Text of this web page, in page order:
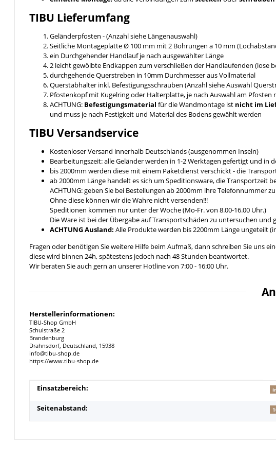
TIBU Lieferumfang
Geländerpfosten - (Anzahl siehe Längenauswahl)
Seitliche Montageplatte Ø 100 mm mit 2 Bohrungen a 10 mm
ein Durchgehender Handlauf je nach ausgewählter Länge
2 leicht gewölbte Endkappen zum verschließen der Handlaufenden (lose
durchgehende Querstreben in 10mm Durchmesser aus Vollmaterial
Querstabhalter inkl. Befestigungsschrauben (Anzahl siehe Auswahl
Pfostenkopf mit Kugelring oder Halterplatte, je nach Auswahl am Pfosten
ACHTUNG: Befestigungsmaterial für die Wandmontage ist nicht im
und muss je nach Festigkeit und Material des Bodens gewählt werden
TIBU Versandservice
Kostenloser Versand innerhalb Deutschlands (ausgenommen Inseln)
Bearbeitungszeit: alle Geländer werden in 1-2 Werktagen gefertigt und in
bis 2000mm werden diese mit einem Paketdienst verschickt - die
ab 2000mm Länge handelt es sich um Speditionsware, die Transportzeit
ACHTUNG: geben Sie bei Bestellungen ab 2000mm ihre Telefonnummer
Ohne diese können wir die Wahre nicht versenden!!!
Speditionen kommen nur unter der Woche (Mo-Fr. von 8.00-16.00 Uhr.)
Die Ware ist bei der Übergabe auf Transportschäden zu untersuchen
ACHTUNG Ausland: Alle Produkte werden bis 2200mm Länge ungeteilt
Fragen oder benötigen Sie weitere Hilfe beim Aufmaß, dann schreiben Sie uns
diese wird binnen 24h, spätestens jedoch nach 48 Stunden beantwortet.
Wir beraten Sie auch gern an unserer Hotline von 7:00 - 16:00 Uhr.
Herstellerinformationen:
TIBU-Shop GmbH
Schulstraße 2
Brandenburg
Drahnsdorf, Deutschland, 15938
info@tibu-shop.de
https://www.tibu-shop.de
Produkteigenschaft
Wert
Einsatzbereich:
Seitenabstand: